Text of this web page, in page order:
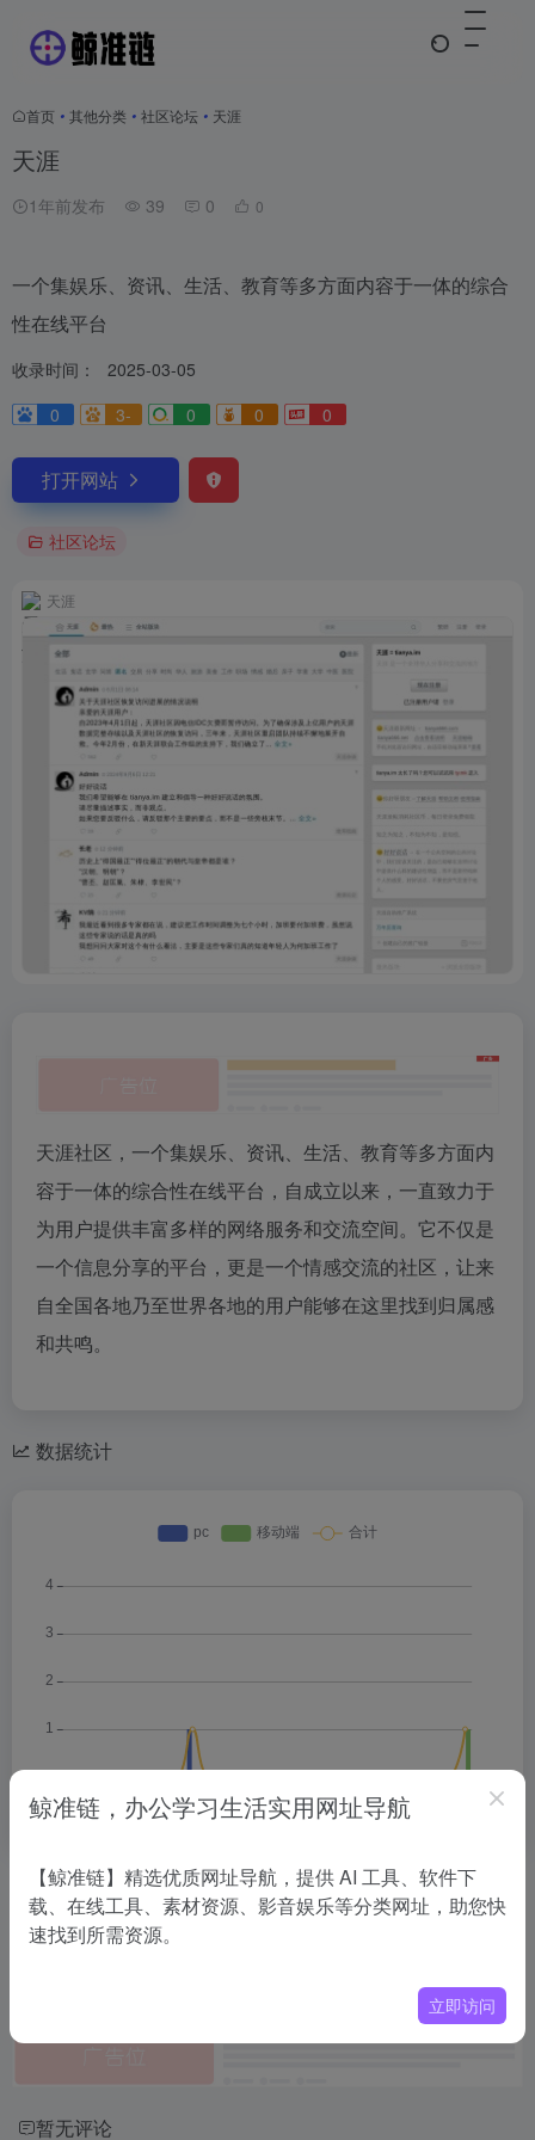
首页 • 其他分类 • 社区论坛 • 天涯
天涯
1年前发布 39 0 0
一个集娱乐、资讯、生活、教育等多方面内容于一体的综合
性在线平台
收录时间：
2025-03-05
0
3- 0 0 0
打开网站
社区论坛
天涯
天涯社区，一个集娱乐、资讯、生活、教育等多方面内
容于一体的综合性在线平台，自成立以来，一直致力于
为用户提供丰富多样的网络服务和交流空间。它不仅是
一个信息分享的平台，更是一个情感交流的社区，让来
自全国各地乃至世界各地的用户能够在这里找到归属感
和共鸣。
数据统计
相关导航
暂无评论
鲸准链，办公学习生活实用网址导航
【鲸准链】精选优质网址导航，提供 AI 工具、软件下
载、在线工具、素材资源、影音娱乐等分类网址，助您快
速找到所需资源。
立即访问